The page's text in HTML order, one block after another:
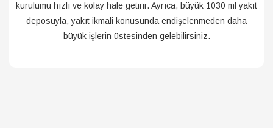
kurulumu hızlı ve kolay hale getirir. Ayrıca, büyük 1030 ml yakıt
deposuyla, yakıt ikmali konusunda endişelenmeden daha
büyük işlerin üstesinden gelebilirsiniz.